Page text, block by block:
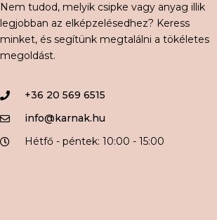
Nem tudod, melyik csipke vagy anyag illik
legjobban az elképzelésedhez? Keress
minket, és segítünk megtalálni a tökéletes
megoldást.
+36 20 569 6515
info@karnak.hu
Hétfő - péntek: 10:00 - 15:00